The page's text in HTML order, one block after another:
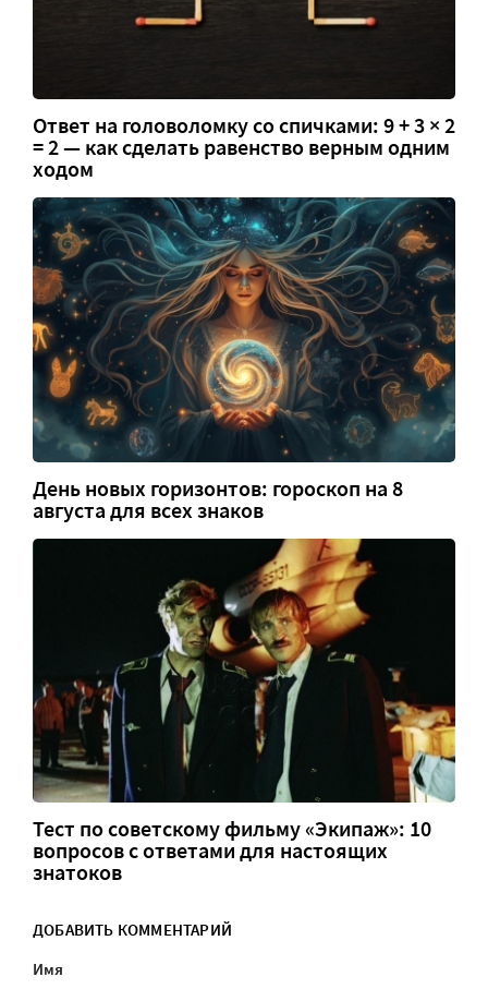
Ответ на головоломку со спичками: 9 + 3 × 2
= 2 — как сделать равенство верным одним
ходом
День новых горизонтов: гороскоп на 8
августа для всех знаков
Тест по советскому фильму «Экипаж»: 10
вопросов с ответами для настоящих
знатоков
ДОБАВИТЬ КОММЕНТАРИЙ
Имя